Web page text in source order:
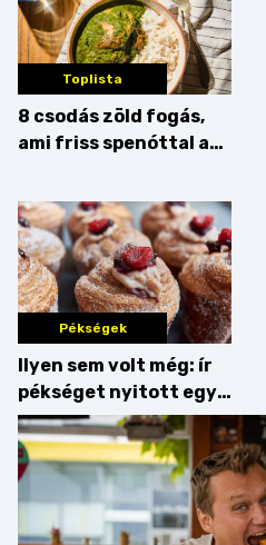
Toplista
8 csodás zöld fogás,
ami friss spenóttal az
Pékségek
Ilyen sem volt még: ír
pékséget nyitott egy
Dublinból hazatért pár